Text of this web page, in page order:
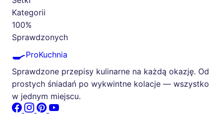
Kategorii
100%
Sprawdzonych
🍳ProKuchnia
Sprawdzone przepisy kulinarne na każdą okazję. Od
prostych śniadań po wykwintne kolacje — wszystko
w jednym miejscu.